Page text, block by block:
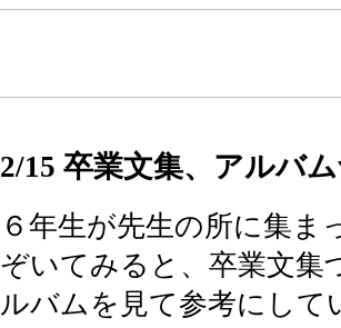
2/15 卒業文集、アルバ
６年生が先生の所に集
ぞいてみると、卒業文集
ルバムを見て参考にし